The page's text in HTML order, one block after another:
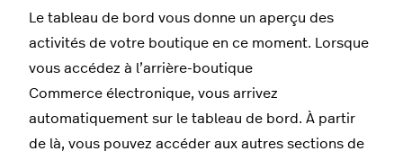
Le tableau de bord vous donne un aperçu des
activités de votre boutique en ce moment. Lorsque
vous accédez à l’arrière-boutique
Commerce électronique, vous arrivez
automatiquement sur le tableau de bord. À partir
de là, vous pouvez accéder aux autres sections de